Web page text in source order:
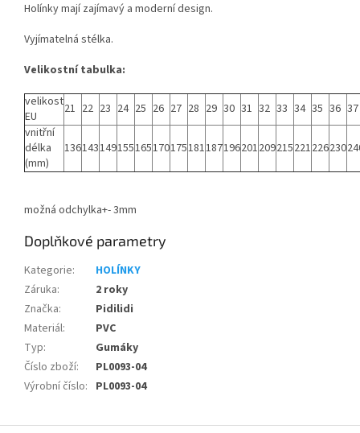
Holínky mají zajímavý a moderní design.
Vyjímatelná stélka.
Velikostní tabulka:
velikost
EU
21 22 23 24 25 26 27 28 29 30 31 32 33 34 35 36 37
vnitřní
délka
(mm)
136143149155165170175181187196201209215221226230
možná odchylka+- 3mm
Doplňkové parametry
Kategorie:
HOLÍNKY
Záruka:
2 roky
Značka:
Pidilidi
Materiál:
PVC
Typ:
Gumáky
Číslo zboží:
PL0093-04
Výrobní číslo: PL0093-04